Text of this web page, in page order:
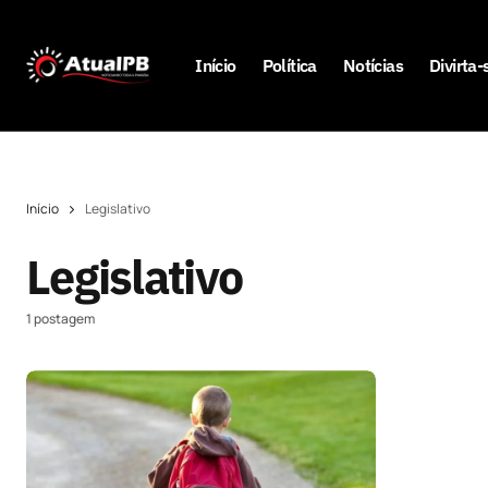
Início Política Notícias Divirta-
Início Legislativo
Legislativo
1 postagem